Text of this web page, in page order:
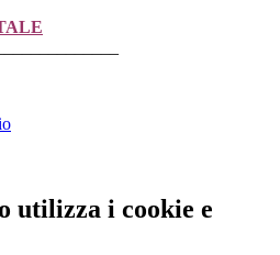
utilizza i cookie e